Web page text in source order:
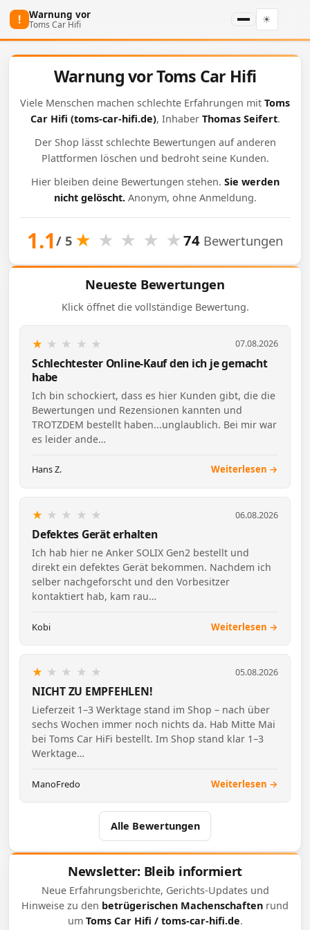
! Warnung vor
Toms Car Hifi ☀
Warnung vor Toms Car Hifi
Viele Menschen machen schlechte Erfahrungen mit Toms
Car Hifi (toms-car-hifi.de), Inhaber Thomas Seifert.
Der Shop lässt schlechte Bewertungen auf anderen
Plattformen löschen und bedroht seine Kunden.
Hier bleiben deine Bewertungen stehen. Sie werden
nicht gelöscht.Anonym, ohne Anmeldung.
1.1/ 5 ★ ★ ★ ★ ★74Bewertungen
Neueste Bewertungen
Klick öffnet die vollständige Bewertung.
★ ★ ★ ★ ★ 07.08.2026
Schlechtester Online-Kauf den ich je gemacht
habe
Ich bin schockiert, dass es hier Kunden gibt, die die
Bewertungen und Rezensionen kannten und
TROTZDEM bestellt haben...unglaublich. Bei mir war
es leider ande…
Hans Z. Weiterlesen →
★ ★ ★ ★ ★ 06.08.2026
Defektes Gerät erhalten
Ich hab hier ne Anker SOLIX Gen2 bestellt und
direkt ein defektes Gerät bekommen. Nachdem ich
selber nachgeforscht und den Vorbesitzer
kontaktiert hab, kam rau…
Kobi Weiterlesen →
★ ★ ★ ★ ★ 05.08.2026
NICHT ZU EMPFEHLEN!
Lieferzeit 1–3 Werktage stand im Shop – nach über
sechs Wochen immer noch nichts da. Hab Mitte Mai
bei Toms Car HiFi bestellt. Im Shop stand klar 1–3
Werktage…
ManoFredo Weiterlesen →
Alle Bewertungen
Newsletter: Bleib informiert
Neue Erfahrungsberichte, Gerichts-Updates und
Hinweise zu den betrügerischen Machenschaften rund
um Toms Car Hifi / toms-car-hifi.de.